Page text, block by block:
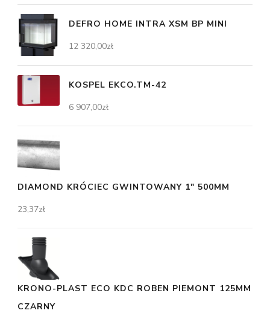
DEFRO HOME INTRA XSM BP MINI
12 320,00zł
KOSPEL EKCO.TM-42
6 907,00zł
DIAMOND KRÓCIEC GWINTOWANY 1" 500MM
23,37zł
KRONO-PLAST ECO KDC ROBEN PIEMONT 125MM
CZARNY